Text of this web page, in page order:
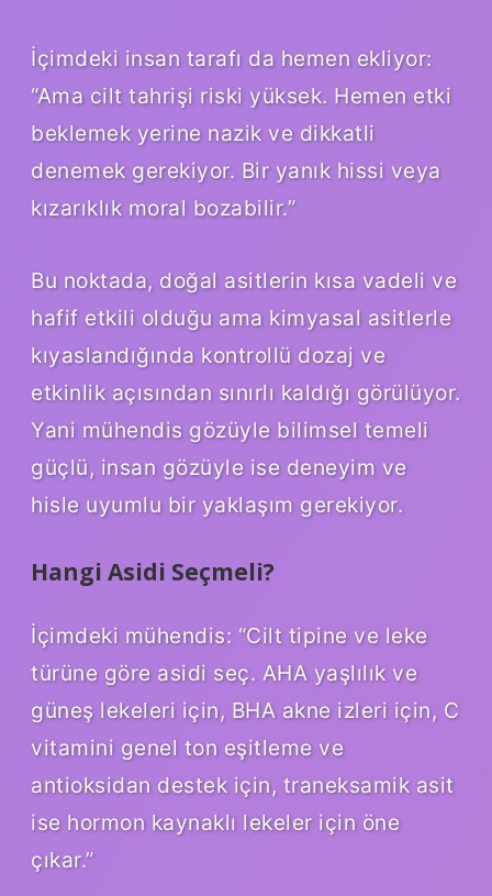
İçimdeki insan tarafı da hemen ekliyor:
“Ama cilt tahrişi riski yüksek. Hemen etki
beklemek yerine nazik ve dikkatli
denemek gerekiyor. Bir yanık hissi veya
kızarıklık moral bozabilir.”
Bu noktada, doğal asitlerin kısa vadeli ve
hafif etkili olduğu ama kimyasal asitlerle
kıyaslandığında kontrollü dozaj ve
etkinlik açısından sınırlı kaldığı görülüyor.
Yani mühendis gözüyle bilimsel temeli
güçlü, insan gözüyle ise deneyim ve
hisle uyumlu bir yaklaşım gerekiyor.
Hangi Asidi Seçmeli?
İçimdeki mühendis: “Cilt tipine ve leke
türüne göre asidi seç. AHA yaşlılık ve
güneş lekeleri için, BHA akne izleri için, C
vitamini genel ton eşitleme ve
antioksidan destek için, traneksamik asit
ise hormon kaynaklı lekeler için öne
çıkar.”